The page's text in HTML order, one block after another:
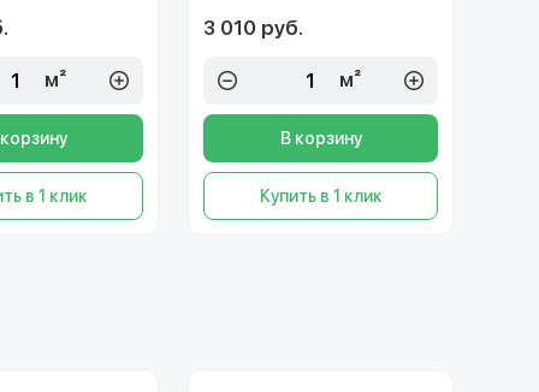
м²
в 1 клик
3 010 руб.
м²
В корзину
Купить в 1 клик